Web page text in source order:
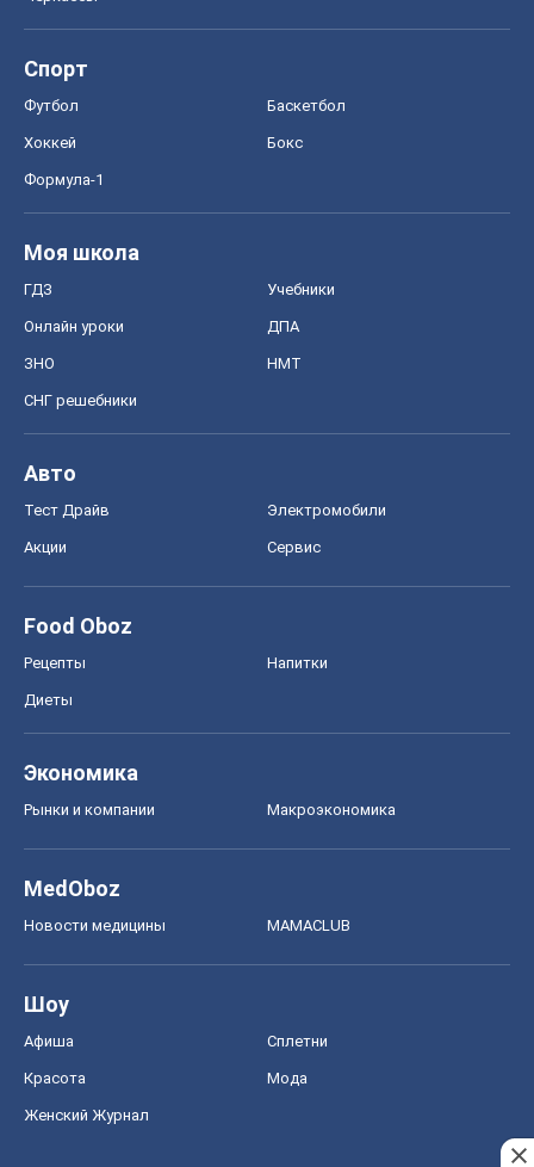
Спорт
Футбол Баскетбол
Хоккей Бокс
Формула-1
Моя школа
ГДЗ Учебники
Онлайн уроки ДПА
ЗНО НМТ
СНГ решебники
Авто
Тест Драйв Электромобили
Акции Сервис
Food Oboz
Рецепты Напитки
Диеты
Экономика
Рынки и компании Mакроэкономика
MedOboz
Новости медицины MAMACLUB
Шоу
Афиша Сплетни
Красота Мода
Женский Журнал